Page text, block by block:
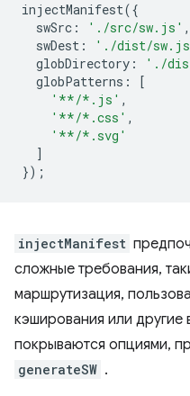
injectManifest({
swSrc : './src/sw.js' ,
swDest : './dist/
globDirectory : './
globPatterns :
[
'**/*.js' ,
'**/*.css' ,
'**/*.svg'
]
});
injectManifest
сложные требования,
маршрутизация,
кэширования или
покрываются опциями,
generateSW .